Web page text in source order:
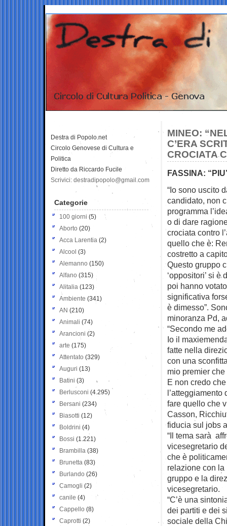
MINEO:
C’ERA
CROCIATA
FASSINA:
“Io sono uscito
candidato, non
programma
o di dare
crociata contro
quello che è:
costretto a
Questo gruppo
‘oppositori’ si
poi hanno
significativa
è dimesso”.
minoranza Pd,
“Secondo me
Io il
fatte nella
con una
mio premier
E non credo
fare quello che
Casson,
fiducia sul jobs
“Il tema sarà
vicesegretario
che è
relazione con
gruppo e la
vicesegretario.
“C’è una
dei partiti e dei
sociale della
Destra di Popolo.net
Circolo Genovese di Cultura e
Politica
Diretto da Riccardo Fucile
Scrivici: destradipopolo@gmail.com
Categorie
100 giorni (5)
Aborto (20)
Acca Larentia (2)
Alcool (3)
Alemanno (150)
Alfano (315)
Alitalia (123)
Ambiente (341)
AN (210)
Animali (74)
Arancioni (2)
arte (175)
Attentato (329)
Auguri (13)
Batini (3)
Berlusconi (4.295)
Bersani (234)
Biasotti (12)
Boldrini (4)
Bossi (1.221)
Brambilla (38)
Brunetta (83)
Burlando (26)
Camogli (2)
canile (4)
Cappello (8)
Caprotti (2)